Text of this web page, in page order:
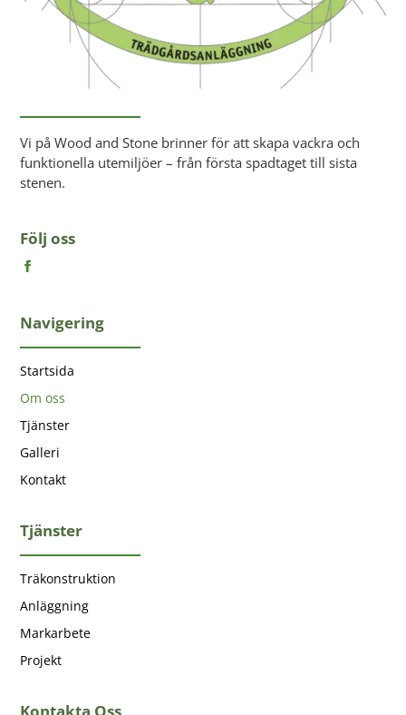
Vi på Wood and Stone brinner för att skapa vackra och
funktionella utemiljöer – från första spadtaget till sista
stenen.
Följ oss
Navigering
Startsida
Om oss
Tjänster
Galleri
Kontakt
Tjänster
Träkonstruktion
Anläggning
Markarbete
Projekt
Kontakta Oss